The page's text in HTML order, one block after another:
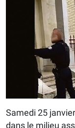
Samedi 25
dans le milieu